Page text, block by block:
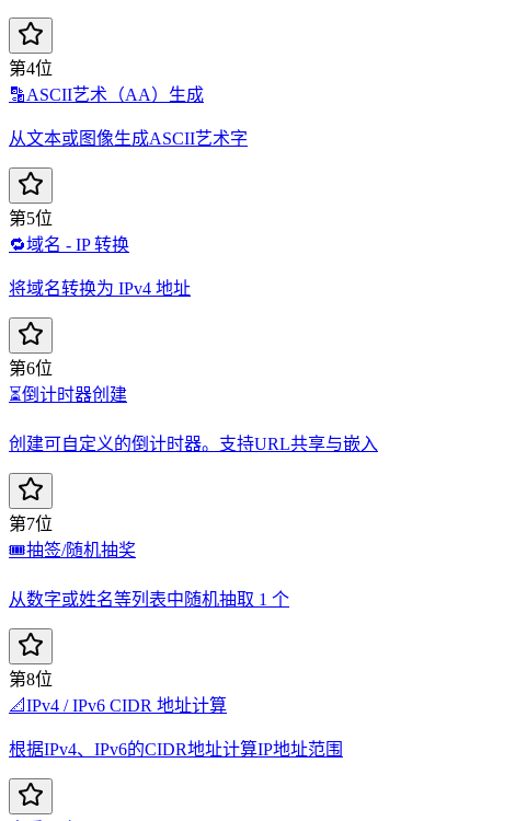
第4位
🔡ASCII艺术（AA）生成
从文本或图像生成ASCII艺术字
第5位
🔁域名 - IP 转换
将域名转换为 IPv4 地址
第6位
⏳倒计时器创建
创建可自定义的倒计时器。支持URL共享与嵌入
第7位
🎟️抽签/随机抽奖
从数字或姓名等列表中随机抽取 1 个
第8位
📐IPv4 / IPv6 CIDR 地址计算
根据IPv4、IPv6的CIDR地址计算IP地址范围